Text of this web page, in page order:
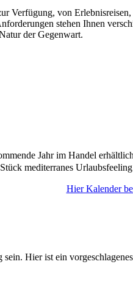
Verfügung, von
stehen Ihnen
der Gegenwart.
Jahr im Handel
mediterranes
Hier Kalender
Hier ist ein